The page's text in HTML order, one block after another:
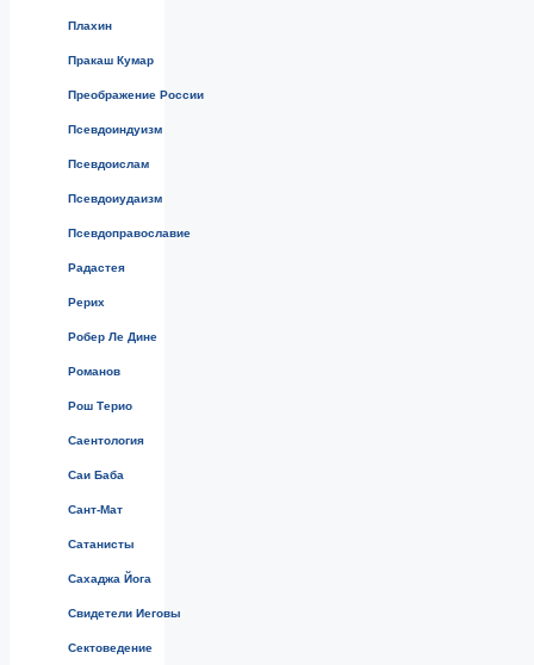
Плахин
Пракаш Кумар
Преображение России
Псевдоиндуизм
Псевдоислам
Псевдоиудаизм
Псевдоправославие
Радастея
Рерих
Робер Ле Дине
Романов
Рош Терио
Саентология
Саи Баба
Сант-Мат
Сатанисты
Сахаджа Йога
Свидетели Иеговы
Сектоведение